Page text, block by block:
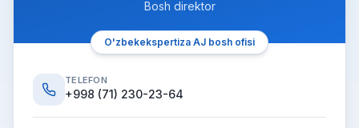
Bosh direktor
O'zbekekspertiza AJ bosh ofisi
TELEFON
+998 (71) 230-23-64